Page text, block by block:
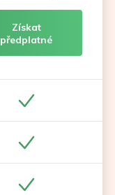
Získat
předplatné